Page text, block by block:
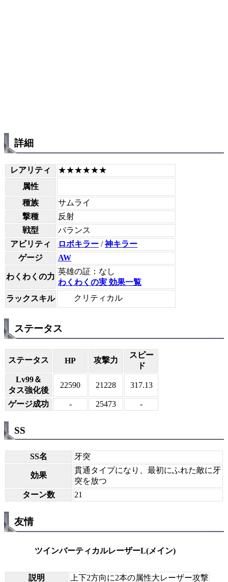
詳細
レアリティ
★★★★★★
属性
種族
サムライ
撃種
反射
戦型
バランス
アビリティ
ロボキラー /神キラー
ゲージ
AW
わくわくの力
英雄の証：なし
わくわくの実 効果一覧
ラックスキル
クリティカル
ステータス
ステータス HP 攻撃力
スピー
ド
Lv99＆
タス強化後
22590 21228 317.13
ゲージ成功 - 25473 -
SS
SS名 牙突
効果
貫通タイプになり、最初にふれた敵に牙
突を放つ
ターン数
21
友情
ツインバーティカルレーザーL(メイン)
説明 上下2方向に2本の属性大レーザー攻撃